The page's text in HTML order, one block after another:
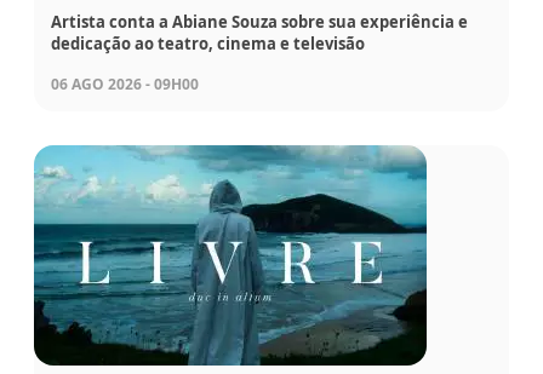
Artista conta a Abiane Souza sobre sua experiência e
dedicação ao teatro, cinema e televisão
06 AGO 2026 - 09H00